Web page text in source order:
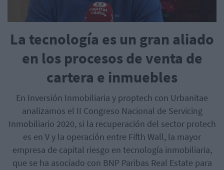
La tecnología es un gran aliado
en los procesos de venta de
cartera e inmuebles
En Inversión Inmobiliaria y proptech con Urbanitae
analizamos el II Congreso Nacional de Servicing
Inmobiliario 2020, si la recuperación del sector protech
es en V y la operación entre Fifth Wall, la mayor
empresa de capital riesgo en tecnología inmobiliaria,
que se ha asociado con BNP Paribas Real Estate para